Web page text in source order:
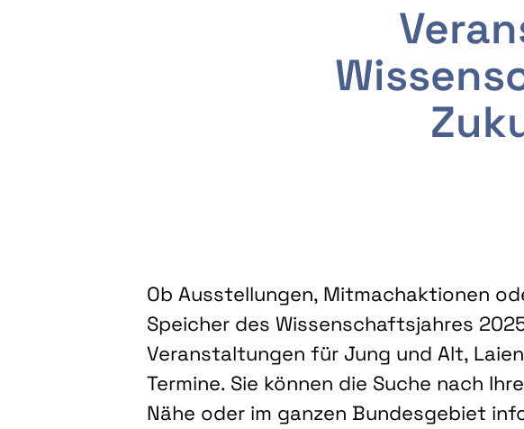
Ob Ausstellungen, Mitmachaktionen
Speicher des Wissenschaftsjahres
Veranstaltungen für Jung und Alt,
Termine. Sie können die Suche nach
Nähe oder im ganzen Bundesgebiet